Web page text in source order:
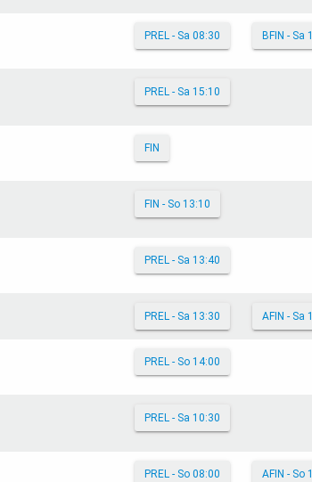
PREL - Sa 08:30 BFIN - Sa
PREL - Sa 15:10
FIN
FIN - So 13:10
PREL - Sa 13:40
PREL - Sa 13:30 AFIN - Sa
PREL - So 14:00
PREL - Sa 10:30
PREL - So 08:00 AFIN - So